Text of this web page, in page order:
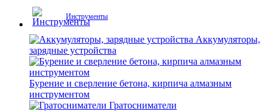
Инструменты
Аккумуляторы,
зарядные устройства
Бурение и сверление бетона, кирпича алмазным
инструментом
Гратосниматели